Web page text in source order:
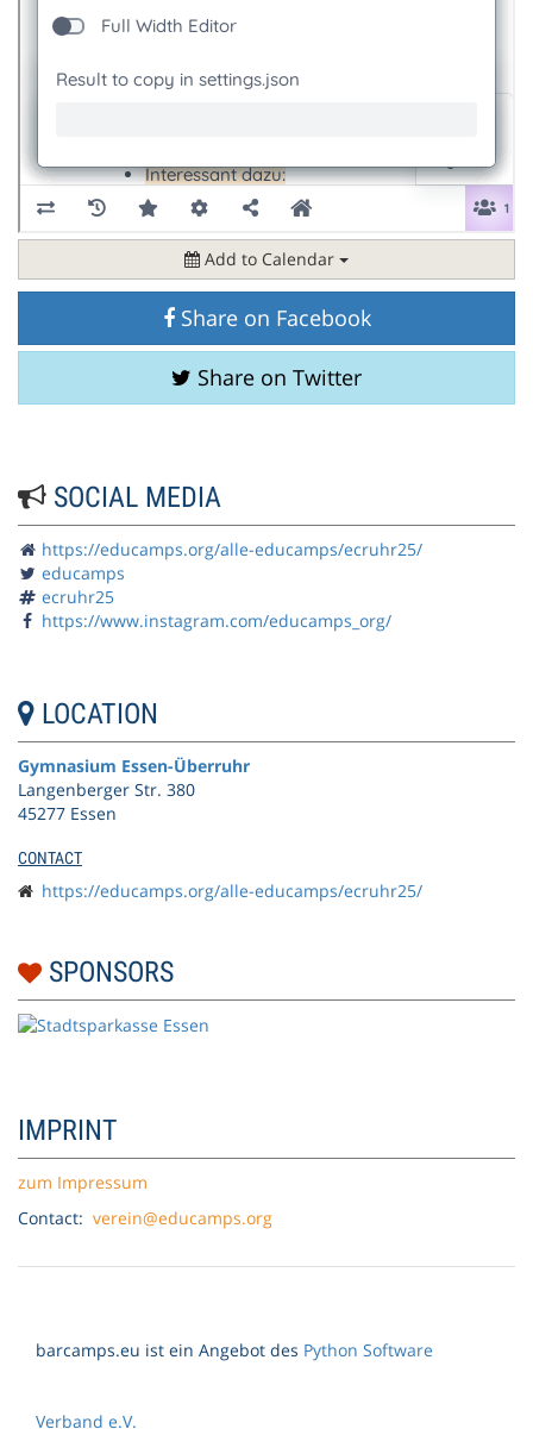
Add to Calendar
Share on Facebook
Share on Twitter
SOCIAL MEDIA
https://educamps.org/alle-educamps/ecruhr25/
educamps
ecruhr25
https://www.instagram.com/educamps_org/
LOCATION
Gymnasium Essen-Überruhr
Langenberger Str. 380
45277 Essen
CONTACT
https://educamps.org/alle-educamps/ecruhr25/
SPONSORS
IMPRINT
zum Impressum
Contact: verein@educamps.org
barcamps.eu ist ein Angebot des Python Software
Verband e.V.